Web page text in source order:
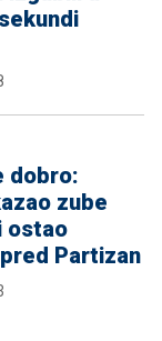
dobro:
zube
ostao
Partizan